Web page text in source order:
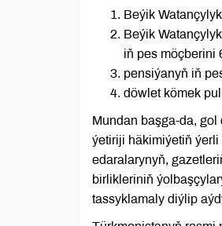
Beýik
Beýik
iň pes möçberini
pensiýanyň iň
döwlet kömek
Mundan başga-da,
ýetiriji häkimiýetiň
edaralarynyň,
birlikleriniň
tassyklamaly diýlip